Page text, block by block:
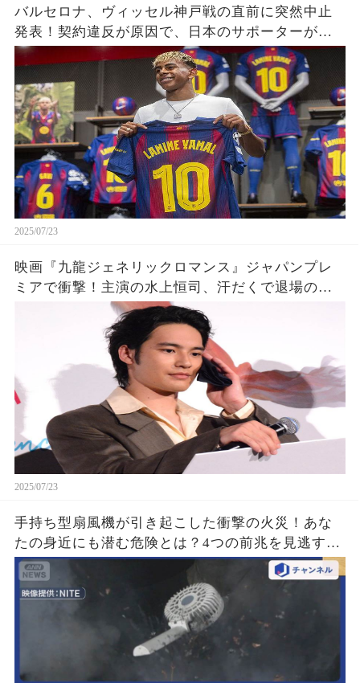
バルセロナ、ヴィッセル神戸戦の直前に突然中止
発表！契約違反が原因で、日本のサポーターが怒
りの声を上げる。なぜこんなにも直前で中止にな
ったのか？
2025/07/23
映画『九龍ジェネリックロマンス』ジャパンプレ
ミアで衝撃！主演の水上恒司、汗だくで退場の裏
に隠された秘密とは？予期せぬ体調不良の真相に
吉岡里帆がフォロー！映画の熱量とともに話題沸
2025/07/23
手持ち型扇風機が引き起こした衝撃の火災！あな
たの身近にも潜む危険とは？4つの前兆を見逃す
な！